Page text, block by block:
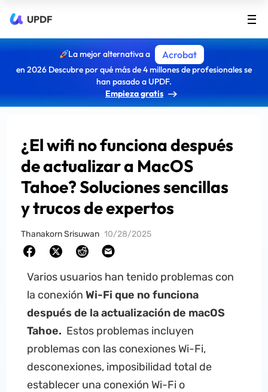
UPDF
La mejor alternativa a Acrobat
en 2026 Descubre por qué más de 4 millones de profesionales se
han pasado a UPDF.
Empieza gratis
¿El wifi no funciona después
de actualizar a MacOS
Tahoe? Soluciones sencillas
y trucos de expertos
Thanakorn Srisuwan 10/28/2025
Varios usuarios han tenido problemas con
la conexión Wi-Fi que no funciona
después de la actualización de macOS
Tahoe. Estos problemas incluyen
problemas con las conexiones Wi-Fi,
desconexiones, imposibilidad total de
establecer una conexión Wi-Fi o